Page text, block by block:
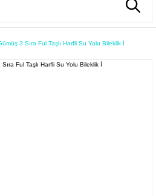
3 Sıra Ful Taşlı Harfli Su Yolu Bileklik İ